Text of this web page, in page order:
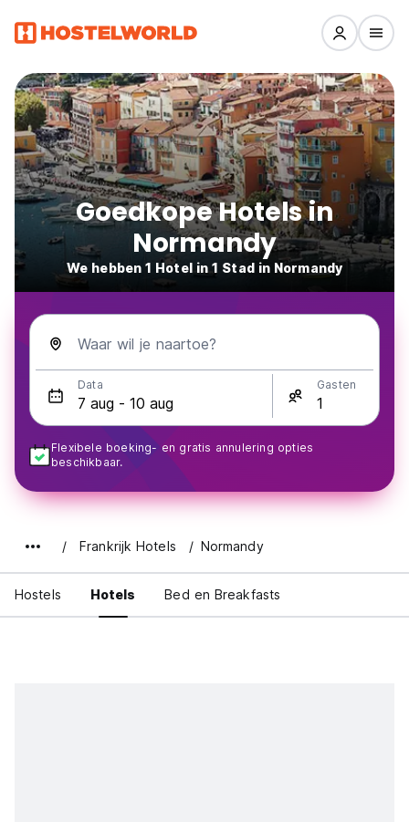
Goedkope Hotels in
Normandy
We hebben 1 Hotel in 1 Stad in Normandy
Waar wil je naartoe?
Data Gasten
Flexibele boeking- en gratis annulering opties
beschikbaar.
Frankrijk Hotels Normandy
Hostels Hotels Bed en Breakfasts